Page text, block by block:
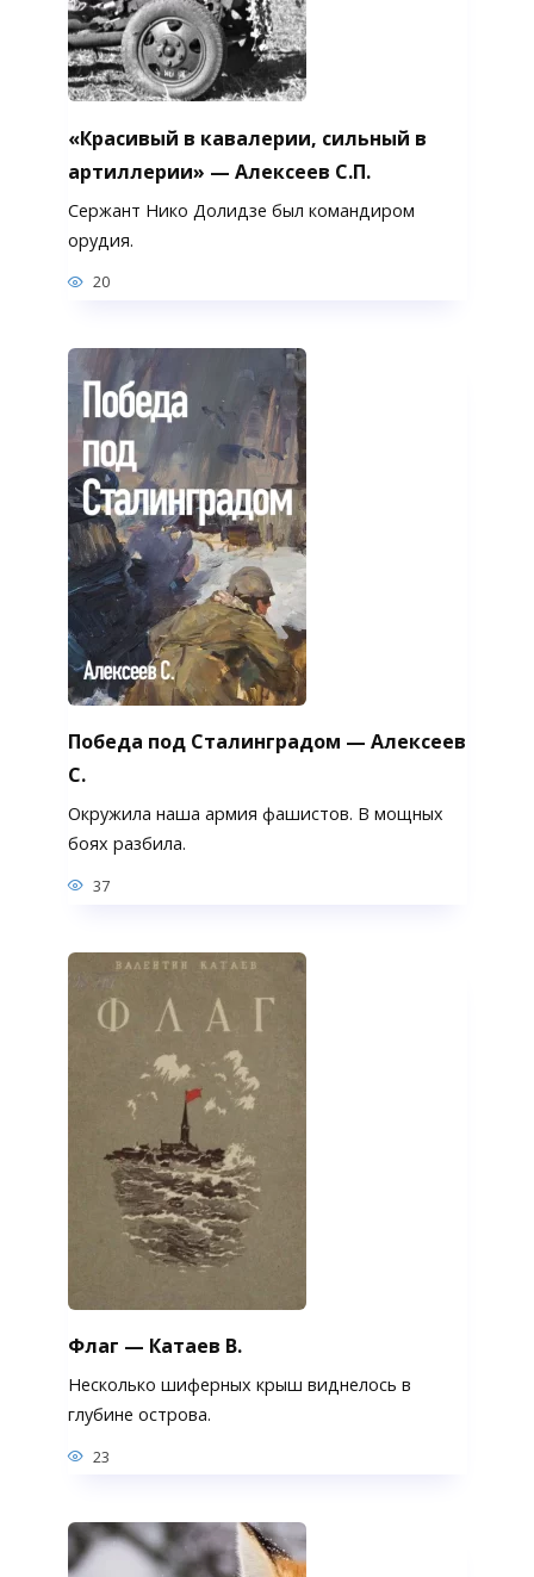
«Красивый в кавалерии, сильный в
артиллерии» — Алексеев С.П.
Сержант Нико Долидзе был командиром
орудия.
20
Победа под Сталинградом — Алексеев
С.
Окружила наша армия фашистов. В мощных
боях разбила.
37
Флаг — Катаев В.
Несколько шиферных крыш виднелось в
глубине острова.
23